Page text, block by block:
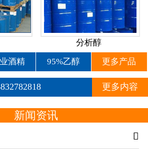
分析醇
酒精 95%乙醇 更多产品
更多内容
新闻资讯
